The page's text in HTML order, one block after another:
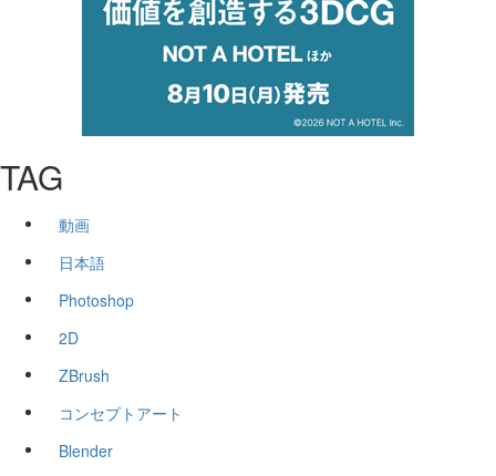
TAG
動画
日本語
Photoshop
2D
ZBrush
コンセプトアート
Blender